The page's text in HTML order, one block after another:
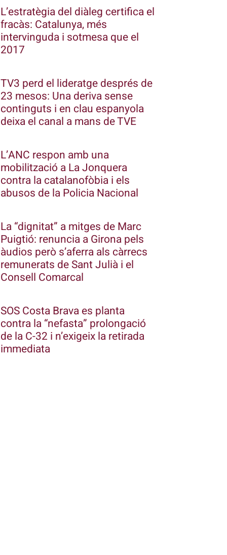
L’estratègia del diàleg certifica el
fracàs: Catalunya, més
intervinguda i sotmesa que el
2017
TV3 perd el lideratge després de
23 mesos: Una deriva sense
continguts i en clau espanyola
deixa el canal a mans de TVE
L’ANC respon amb una
mobilització a La Jonquera
contra la catalanofòbia i els
abusos de la Policia Nacional
La “dignitat” a mitges de Marc
Puigtió: renuncia a Girona pels
àudios però s’aferra als càrrecs
remunerats de Sant Julià i el
Consell Comarcal
SOS Costa Brava es planta
contra la “nefasta” prolongació
de la C-32 i n’exigeix la retirada
immediata